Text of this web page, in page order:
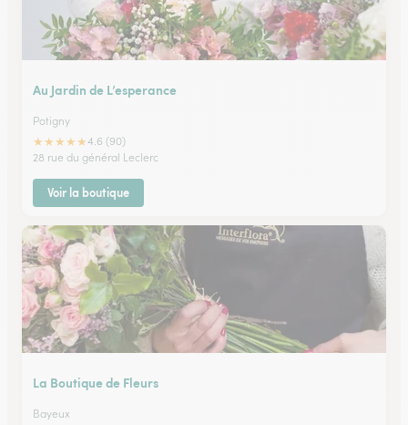
Au Jardin de L’esperance
Potigny
★★★★★4.6 (90)
28 rue du général Leclerc
Voir la boutique
La Boutique de Fleurs
Bayeux